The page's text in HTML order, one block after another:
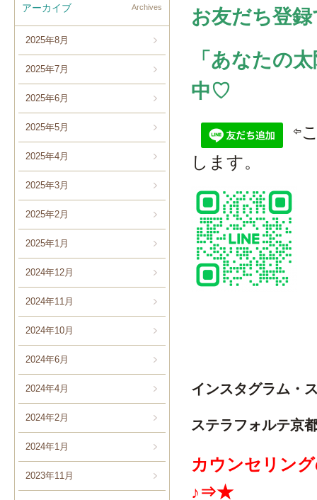
アーカイブ Archives
2025年8月
2025年7月
2025年6月
2025年5月
2025年4月
2025年3月
2025年2月
2025年1月
2024年12月
2024年11月
2024年10月
2024年6月
2024年4月
2024年2月
2024年1月
2023年11月
お友だち登録
「あなたの
中♡
⇦
します。
インスタグラム・
ステラフォルテ京
カウンセリン
♪⇒★